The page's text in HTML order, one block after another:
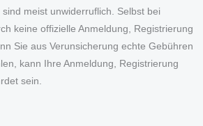
meist unwiderruflich. Selbst bei
keine offizielle Anmeldung, Registrierung
Sie aus Verunsicherung echte Gebühren
kann Ihre Anmeldung, Registrierung
sein.